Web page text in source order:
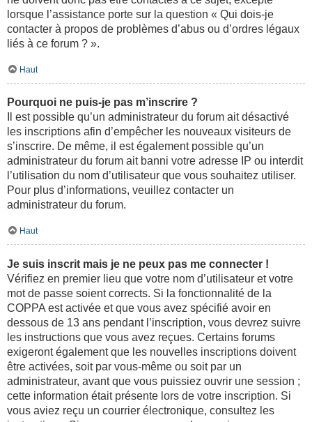
lorsque l’assistance porte sur la question « Qui dois-je
contacter à propos de problèmes d’abus ou d’ordres légaux
liés à ce forum ? ».
Haut
Pourquoi ne puis-je pas m’inscrire ?
Il est possible qu’un administrateur du forum ait désactivé
les inscriptions afin d’empêcher les nouveaux visiteurs de
s’inscrire. De même, il est également possible qu’un
administrateur du forum ait banni votre adresse IP ou interdit
l’utilisation du nom d’utilisateur que vous souhaitez utiliser.
Pour plus d’informations, veuillez contacter un
administrateur du forum.
Haut
Je suis inscrit mais je ne peux pas me connecter !
Vérifiez en premier lieu que votre nom d’utilisateur et votre
mot de passe soient corrects. Si la fonctionnalité de la
COPPA est activée et que vous avez spécifié avoir en
dessous de 13 ans pendant l’inscription, vous devrez suivre
les instructions que vous avez reçues. Certains forums
exigeront également que les nouvelles inscriptions doivent
être activées, soit par vous-même ou soit par un
administrateur, avant que vous puissiez ouvrir une session ;
cette information était présente lors de votre inscription. Si
vous aviez reçu un courrier électronique, consultez les